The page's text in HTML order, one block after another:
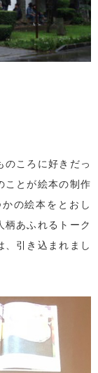
のころに好きだっ
ことが絵本の制作
の絵本をとおし
あふれるトーク
引き込まれまし